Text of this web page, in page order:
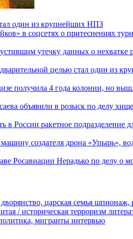
один из крупнейших НПЗ
в соцсетях о притеснениях
утечку данных о
целью стал один из
получила 4 года колонии, но
объявили в розыск по делу
в России ракетное подразделение
создателя дрона «Упырь»,
Росавиации Нерадько по делу о
царская семья шпионаж,
/ историческая терроризм
мигранты интервью